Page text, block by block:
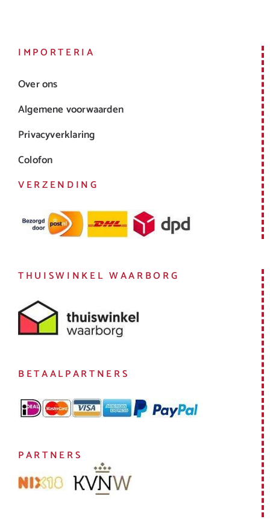
IMPORTERIA
Over ons
Algemene voorwaarden
Privacyverklaring
Colofon
VERZENDING
THUISWINKEL WAARBORG
BETAALPARTNERS
PARTNERS